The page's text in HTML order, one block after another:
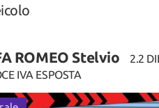
ROMEO Stelvio
2.2
IVA ESPOSTA